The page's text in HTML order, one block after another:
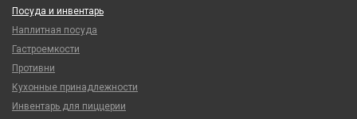
Посуда и инвентарь
Наплитная посуда
Гастроемкости
Противни
Кухонные принадлежности
Инвентарь для пиццерии